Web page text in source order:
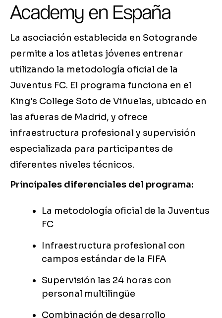
Academy en España
La asociación establecida en Sotogrande
permite a los atletas jóvenes entrenar
utilizando la metodología oficial de la
Juventus FC. El programa funciona en el
King's College Soto de Viñuelas, ubicado en
las afueras de Madrid, y ofrece
infraestructura profesional y supervisión
especializada para participantes de
diferentes niveles técnicos.
Principales diferenciales del programa:
La metodología oficial de la Juventus
FC
Infraestructura profesional con
campos estándar de la FIFA
Supervisión las 24 horas con
personal multilingüe
Combinación de desarrollo